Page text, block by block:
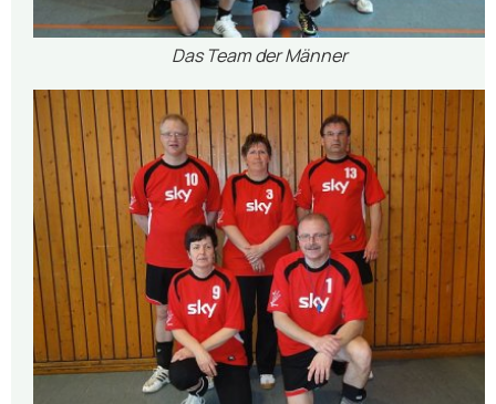
Das Team der Männer